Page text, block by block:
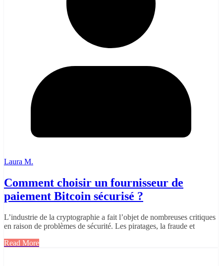
Laura M.
Comment choisir un fournisseur de
paiement Bitcoin sécurisé ?
L’industrie de la cryptographie a fait l’objet de nombreuses critiques
en raison de problèmes de sécurité. Les piratages, la fraude et
Read More